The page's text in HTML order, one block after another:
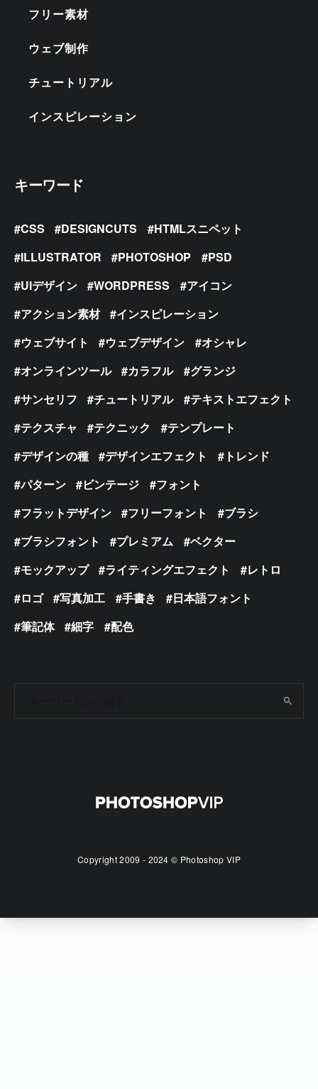
フリー素材
ウェブ制作
チュートリアル
インスピレーション
キーワード
CSS DESIGNCUTS
HTMLスニペット
ILLUSTRATOR
PHOTOSHOP
PSD
UIデザイン
WORDPRESS
アイコン
アクション素材
インスピレーション
ウェブサイト
ウェブデザイン
オシャレ
オンラインツール
カラフル
グランジ
サンセリフ
チュートリアル
テキストエフェクト
テクスチャ
テクニック
テンプレート
デザインの種
デザインエフェクト
トレンド
パターン
ビンテージ
フォント
フラットデザイン
フリーフォント
ブラシ
ブラシフォント
プレミアム
ベクター
モックアップ
ライティングエフェクト
レトロ
ロゴ
写真加工 手書き
日本語フォント
筆記体
細字 配色
Copyright 2009 - 2024 © Photoshop VIP